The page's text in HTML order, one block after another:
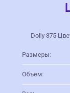
Dolly 375
Размеры:
Объем: